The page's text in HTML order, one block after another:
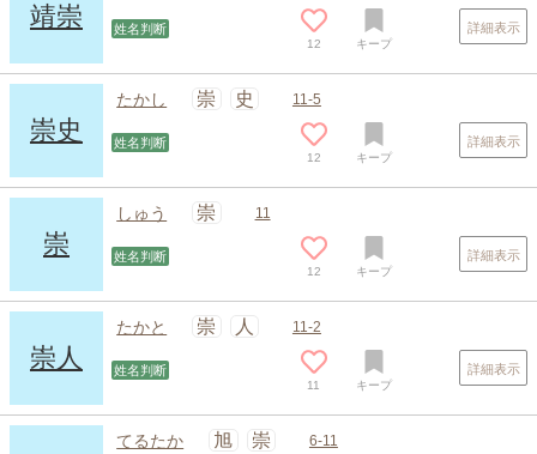
靖崇 姓名判断
12 キープ
詳細表示
崇史
たかし 崇 史 11-5
姓名判断
12 キープ
詳細表示
崇
しゅう 崇 11
姓名判断
12 キープ
詳細表示
崇人
たかと 崇 人 11-2
姓名判断
11 キープ
詳細表示
てるたか 旭 崇 6-11